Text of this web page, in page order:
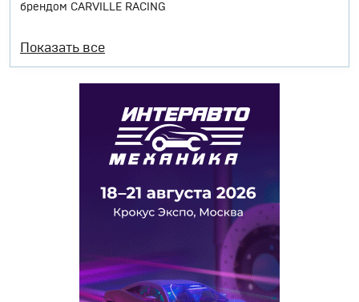
брендом CARVILLE RACING
Показать все